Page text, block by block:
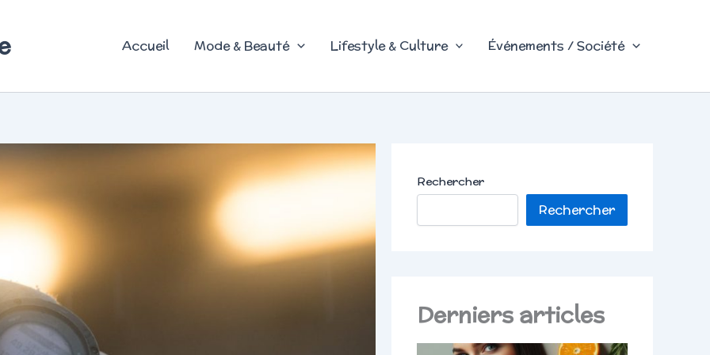
Accueil Mode & Beauté Lifestyle & Culture Événements / Société
Rechercher
Rechercher
Derniers articles